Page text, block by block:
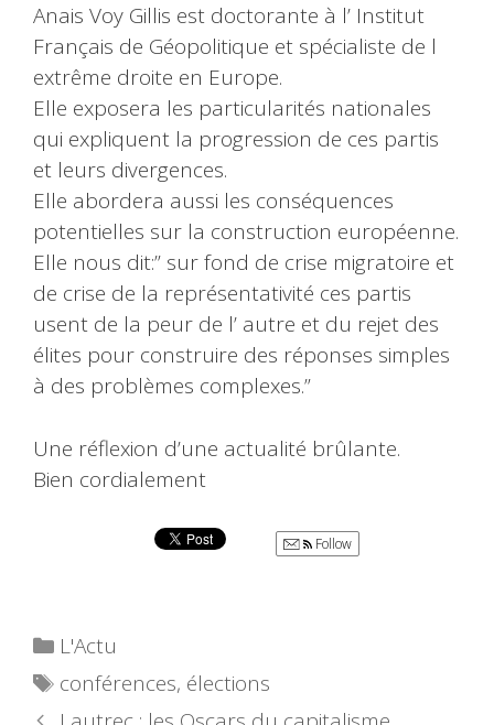
Anais Voy Gillis est doctorante à l’ Institut
Français de Géopolitique et spécialiste de l
extrême droite en Europe.
Elle exposera les particularités nationales
qui expliquent la progression de ces partis
et leurs divergences.
Elle abordera aussi les conséquences
potentielles sur la construction européenne.
Elle nous dit:” sur fond de crise migratoire et
de crise de la représentativité ces partis
usent de la peur de l’ autre et du rejet des
élites pour construire des réponses simples
à des problèmes complexes.”
Une réflexion d’une actualité brûlante.
Bien cordialement
Follow
Catégories
L'Actu
Étiquettes
conférences, élections